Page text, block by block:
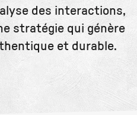
des interactions,
stratégie qui génère
et durable.